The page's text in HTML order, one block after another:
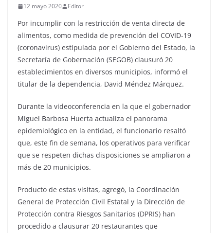
12 mayo 2020 Editor
Por incumplir con la restricción de venta directa de
alimentos, como medida de prevención del COVID-19
(coronavirus) estipulada por el Gobierno del Estado, la
Secretaría de Gobernación (SEGOB) clausuró 20
establecimientos en diversos municipios, informó el
titular de la dependencia, David Méndez Márquez.
Durante la videoconferencia en la que el gobernador
Miguel Barbosa Huerta actualiza el panorama
epidemiológico en la entidad, el funcionario resaltó
que, este fin de semana, los operativos para verificar
que se respeten dichas disposiciones se ampliaron a
más de 20 municipios.
Producto de estas visitas, agregó, la Coordinación
General de Protección Civil Estatal y la Dirección de
Protección contra Riesgos Sanitarios (DPRIS) han
procedido a clausurar 20 restaurantes que